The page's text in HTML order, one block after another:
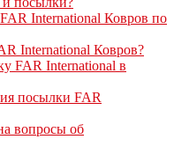
International Ковров по
International Ковров?
FAR International в
посылки FAR
вопросы об